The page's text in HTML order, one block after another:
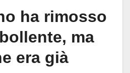
ha rimosso
ma
era già